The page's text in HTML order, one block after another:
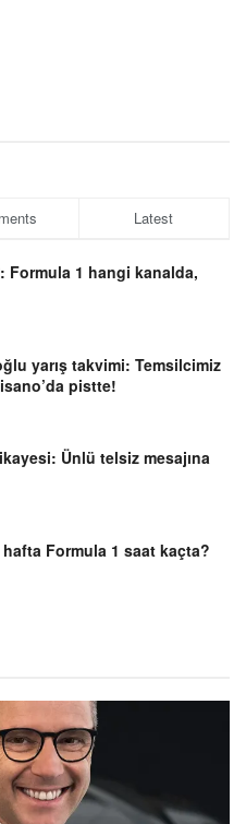
Latest
Formula 1 hangi kanalda,
yarış takvimi: Temsilcimiz
pistte!
Ünlü telsiz mesajına
Formula 1 saat kaçta?